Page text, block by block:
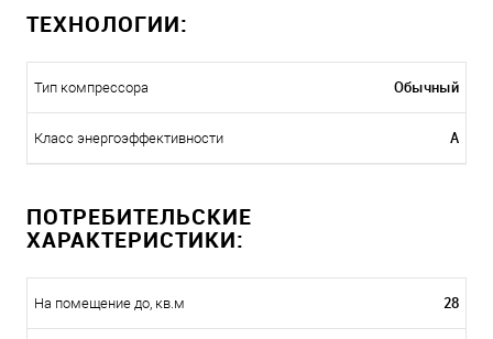
ТЕХНОЛОГИИ:
Тип компрессора Обычный
Класс энергоэффективности A
ПОТРЕБИТЕЛЬСКИЕ
ХАРАКТЕРИСТИКИ:
На помещение до, кв.м 28